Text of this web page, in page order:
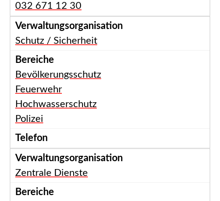
032 671 12 30
Schutz / Sicherheit
Bevölkerungsschutz
Feuerwehr
Hochwasserschutz
Polizei
Zentrale Dienste